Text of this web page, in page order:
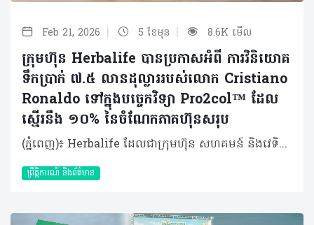
Feb 21, 2026 | 5 ខែមុន | 8.6K មើល
ក្រុមហ៊ុន Herbalife បានប្រកាសអំពី ការវិនិយោគ
ទឹកប្រាក់ ៧.៥ លានដុល្លាររបស់លោក Cristiano
Ronaldo ទៅក្នុងបច្ចេកវិទ្យា Pro2col™ ដែល
ស្មើរនឹង ១០% នៃចំណែកភាគហ៊ុនសរុប
(ភ្នំពេញ)៖ Herbalife ដែលជាក្រុមហ៊ុន សហគមន៍ និងវេទិកាភ្ជាប់ទំនាក់ទំនង លំដាប់ថ្នាក់ពិភពលោក ផ្នែកសុខភាព និងសុខុមាលភាពនៅថ្ងៃនេះបានប្រកាសថា កីឡាករអន្តរជាតិលោក Cristiano Ronaldo បានទិញយកភាគហ៊ុន ១០% នៅក្នុងក្រុមហ៊ុន HBL Pro2col Software, LLC ដែលជាក្រុមហ៊ុនបុត្រសម្ព័ន្ធកាន់កាប់ទាំងស្រុងដោយក្រុមហ៊ុន Herbalife និងជាម្ចាស់កាន់កាប់បច្ចេកវិទ្យា Pro2col។ Pro2col គឺជាប្រព័ន្ធប្រតិបត្តិការសុខភាព និងសុខុមាលភាពផ្ទាល់ខ្លួនតាមបែបឌីជីថលជំនាន់ចុងក្រោយបង្អស់របស់ Herbalife ដែលត្រូវបានរចនាឡើងដើម្បីជំរុញការចូលរួមប្រចាំថ្ងៃ ការផ្លាស់ប្តូរឥរិយាបថប្រកបដោយនិរន្តរភាព និងលទ្ធផលដែលអាចវាស់វែងបាន តាមរយៈវិធីសាស្ត្រសុខុមាលភាពដែលផ្អែកលើទិន្នន័យដែលមានរចនាសម្ព័ន្ធច្បាស់លាស់។ លោក Ronaldo បានវិនិយោគទឹកប្រាក់ចំនួន ៧.៥ លានដុល្លារ រួមជាមួយការប្តេជ្ញាចិត្តក្នុងការផ្តល់នូវសេវាកម្ម និងសិទ្ធិឧបត្ថម្ភដល់ Pro2col Software។ ការវិនិយោគនេះសបញ្ជាក់ឱ្យឃើញពីការប្តេជ្ញាចិត្តរបស់លោកចំពោះសុខភាព និងអាហារូបត្ថម្ភ។ វាក៏ឆ្លុះបញ្ចាំងពីទំនុកចិត្តរបស់លោកចំពោះអនាគតនៃអាហារូបត្ថម្ភផ្ទាល់ខ្លួន និងចក្ខុវិស័យរបស់ Herbalife ក្នុងការធ្វើឱ្យកម្មវិធីសុខុមាលភាពផ្ទាល់ខ្លួននេះ អាចត្រូវបានប្រើប្រាស់បានទូលំទូលាយទូទាំងពិភពលោក ដោយរួមបញ្ចូលគ្នានូវបច្ចេកវិទ្យាច្នៃប្រឌិត និងសហគមន៍អ្នកចែកចាយដ៏ធំរបស់យើង។ Herbalife បានក្លាយជាដៃគូអាហារូបត្ថម្ភរបស់លោក Ronaldo ចាប់តាំងពីឆ្នាំ ២០១៣ មកម្ល៉េះ ដោយលោកបានដើរតួចយ៉ាងសំខាន់ក្នុងការចូលរួមជម្រុញការប្រើប្រាស់អាហារូបត្ថម្ភឱ្យកាន់តែប្រសើរឡើងនៅទូទាំងពិភពលោក។ កន្លងមក Herbalife និងលោក Ronaldo បានសហការគ្នាលើការដាក់ចេញនូវផលិតផល Herbalife24® CR7 Drive ដែលជាភេសជ្ជៈកីឡាដែលត្រូវបានបង្កើតឡើងដើម្បីបំពេញតម្រូវការអាហារូបត្ថម្ភ និងតម្រូវការសម្រាប់ការលេងកីឡារបស់វីរបុរសបាល់ទាត់ពិភពលោករូបនេះ និងផ្តល់អត្ថប្រយោជន៍ដល់កីឡាករគ្រប់កម្រិតនៅជុំវិញពិភពលោក។ លោក Stephan Gratziani អគ្គនាយកប្រតិបត្តិក្រុមហ៊ុន Herbalife បានមានប្រសាសន៍ថា៖ «លោក Cristiano គឺជាដៃគូដ៏មានតម្លៃអស់រយៈពេលជាងមួយទសវត្សរ៍មកហើយ ហើយការសម្រេចចិត្តរបស់លោកក្នុងការទិញយកភាគហ៊ុននៅក្នុង Pro2col គឺជាចំណុចរបត់ដ៏សំខាន់មួយនៅក្នុងទំនាក់ទំនងរបស់យើង»។ «ការវិនិយោគរបស់លោកឆ្លុះបញ្ចាំងពីជំនឿរួមគ្នាលើឥទ្ធិពលនៃអាហារូបត្ថម្ភ ទិន្នន័យ បញ្ញាសិប្បនិម្មិត និងការលើកកម្ពស់ការយល់ដឹងផ្ទាល់ខ្លួន ដើម្បីជំរុញឱ្យលទ្ធផលសុខភាពបុគ្គលកាន់តែប្រសើរឡើងៗ ក៏ដូចជាពង្រឹងទំនុកចិត្តរបស់លោកទៅលើរបស់ Pro2col​ ផងដែរ»។ Pro2col ប្រើប្រាស់ទិន្នន័យផ្ទាល់ខ្លួនរបស់បុគ្គលម្នាក់ៗ ដើម្បីបង្កើតផែនការសុខុមាលភាពជាក់លាក់សម្រាប់បុគ្គលនោះ ជាមួយនឹងប្រព័ន្ធតាមដានអាហារូបត្ថម្ភឆ្លាតវៃ។ កម្មវិធីនេះអាចសម្របខ្លួនទៅទៅតាមរបៀបរស់នៅរបស់បុគ្គលម្នាក់ៗ ដែលវានឹងធ្វើឱ្យកម្មវិធីសុខុមាលក្លាយជារឿងសាមញ្ញ និងមានលក្ខណៈឯកជន។ ចំណុចស្នូលរបស់វាគឺ Pro2Score ដែលជាប្រព័ន្ធវាយតម្លៃសុខុមាលភាព នឹងតាមដានចំណុចសំខាន់ៗ ដែលត្រូវបានរចនាឡើងដើម្បីផ្តល់នូវភាពច្បាស់លាស់ ការលើកទឹកចិត្ត និងទិន្នន័យដែលអាចយកមកអនុវត្តបានជាក់ស្តែង។លើសពីនេះទៅទៀត Pro2col ក៏ផ្តល់ជូនអ្នកចែកចាយឯករាជ្យរបស់ Herbalife នូវឧបករណ៍ចាំបាច់ និងចំណេះដឹងបន្ថែមអំពីវេទិកានេះ ដើម្បីជួយគាំទ្រដល់អតិថិជនរបស់ពួកគេឱ្យទទួលបាននូវកម្មវិធីសុខុមាលភាពផ្ទាល់ខ្លួនដែលអាចចូលប្រើប្រាស់បានដោយងាយ និងអាចពង្រីកវិសាលភាពបានវែងឆ្ងាយបន្តទៀត។ លោក Cristiano Ronaldo បានមានប្រសាសន៍ថា៖ «បន្ទាប់ពីបានរួមរស់ជាមួយគ្នាអស់រយៈពេលជាងមួយទសវត្សរ៍ ទំនាក់ទំនងរបស់យើងមានមូលដ្ឋានលើទំនុកចិត្ត និងចក្ខុវិស័យរួមគ្នា។ ការវិនិយោគលើ Pro2col វាហាក់បីដូចជាការវិវត្តន៍តាមបែបធម្មជាតិដូច្នោះ។ ក្រៅតែអំពីការរតំណាងឱ្យ Herbalife នេះគឺជាការជួយរៀបចំ និងពង្រីកវេទិកាមួយដែលអាចផ្លាស់ប្តូររបៀបដែលមនុស្សអាចយកចិត្តទុកដាក់ទៅលើសុខភាព និងសុខុមាលភាពរបស់ពួកគេបានយ៉ាងពិតប្រាកដ»។ លោកក៏មានប្រសាសន៍បន្ថែមទៀតផងដែរថា «ខ្ញុំបានឃើញដោយផ្ទាល់ភ្នែកពីរបៀបដែល Herbalife រួមបញ្ចូលគ្នាទាំងវិទ្យាសាស្ត្រ ការច្នៃប្រឌិត និងការគាំទ្រដែលមានលក្ខណៈឯកជន ដើម្បីធ្វើឱ្យបញ្ហាសុខភាព និងសុខុមាលភាពកាន់តែងាយស្រួលចូលប្រើប្រាស់។ ការធ្វើការងាររួមគ្នាជាមួយ Herbalife ដើម្បីបង្កើតអ្វីមួយដែលមានឥទ្ធិពលយូរអង្វែង គឺជាអ្វីដែលជំរុញទឹកចិត្តខ្ញុំនៅក្នុងដំណាក់កាលនៃអាជីពរបស់ខ្ញុំនេះ»។ Pro2col គាំទ្រដល់យុទ្ធសាស្ត្ររយៈពេលវែងរបស់ Herbalife ក្នុងការក្លាយជាវេទិកាសុខភាព និងសុខុមាលភាពដែលតភ្ជាប់គ្នា និងផ្អែកលើទិន្នន័យ ដោយរួមបញ្ចូលនូវផលិតផលដែលមានគុណភាព សហគមន៍ដ៏ធំបញ្ញាសិប្បនិម្មិត និងសមត្ថភាពឌីជីថល ដើម្បីបម្រើអតិថិជនទូទាំងពិភពលោកឱ្យកាន់តែប្រសើរឡើង។ Herbalife បានចាប់ផ្តើមការសាកល្បង (beta rollout) Pro2col ជាដំណាក់កាលជាយុទ្ធសាស្ត្រ ដោយមានគោលបំណងប្រមូលការយល់ដឹងពីអ្នកប្រើប្រាស់ក្នុងទីផ្សារ ដែលនឹងគាំទ្រដល់ការចេញផ្សាយជាលក្ខណៈពាណិជ្ជកម្មកាន់តែទូលំទូលាយនាពេលអនាគល។ បច្ចុប្បន្ន ការចូលប្រើប្រាស់ដំណាក់កាលសាកល្បងនេះ មានសម្រាប់អ្នកចែកចាយ និងអតិថិជននៅក្នុងសហរដ្ឋអាមេរិក កាណាដា និងព័រតូរីកូតែប៉ុណ្ណោះ។ ក្រុមហ៊ុនរំពឹងថានឹងពង្រីកការចូលប្រើប្រាស់ដំណាក់កាលសាកល្បងទៅកាន់ទីផ្សារអន្តរជាតិបន្ថែមទៀត ដោយចាប់ផ្តើមពីទីផ្សារជ្រើសរើសក្នុងតំបន់ EMEA ក្នុងឆ្នាំ ២០២៦។ អំពីក្រុមហ៊ុន Herbalife ក្រុមហ៊ុន Herbalife (NYSE: HLF) គឺជាក្រុមហ៊ុនសុខភាព និងសុខុមាលភាពឈានមុខគេ និងជាសហគមន៍ដែលកំពុងផ្លាស់ប្តូរជីវិតរបស់មនុស្សជាមួយនឹងផលិតផលអាហារូបត្ថម្ភដ៏អស្ចារ្យ និងជាឱកាសអាជីវកម្មសម្រាប់អ្នកសមាជិកឯករាជ្យរបស់ខ្លួនចាប់តាំងពីឆ្នាំ 1980។ ក្រុមហ៊ុនផ្តល់ជូននូវផលិតផលដែលគាំទ្រដោយវិទ្យាសាស្រ្តដល់អ្នកប្រើប្រាស់នៅក្នុងទីផ្សារជាង90។ តាមរយៈសមាជិកឯករាជ្យដែលផ្តល់ជូននូវការបណ្តុះបណ្តាលមួយទល់មួយ និងផ្តល់ការគាំទ្រសហគមន៍ដោយបំផុសគំនិតឱ្យអតិថិជនប្រកាន់ខ្ជាប់នូវរបៀបរស់នៅដែលមានភាពសកម្ម។
ព្រឹត្តិការណ៍ និងព័ត៌មាន